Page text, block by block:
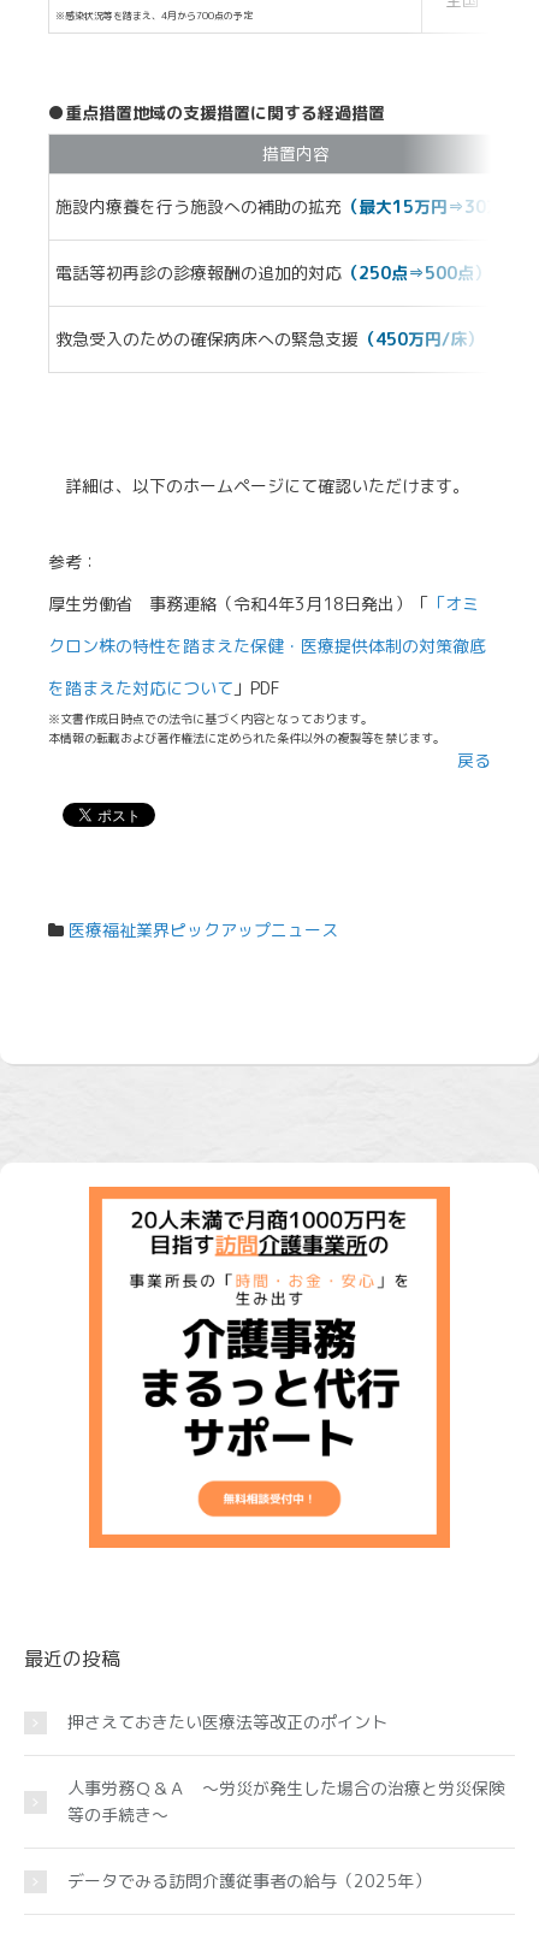
※感染状況等を踏まえ、4月から700点の予定
●重点措置地域の支援措置に関する経過措置
措置内容
施設内療養を行う施設への補助の拡充 （最大15万円⇒30万円）
電話等初再診の診療報酬の追加的対応 （250点⇒500点）
救急受入のための確保病床への緊急支援 （450万円/床）
詳細は、以下のホームページにて確認いただけます。
参考：
厚生労働省 事務連絡（令和4年3月18日発出）「 「オミ
クロン株の特性を踏まえた保健・医療提供体制の対策徹底
を踏まえた対応について 」PDF
※文書作成日時点での法令に基づく内容となっております。
本情報の転載および著作権法に定められた条件以外の複製等を禁じます。
戻る
医療福祉業界ピックアップニュース
最近の投稿
押さえておきたい医療法等改正のポイント
人事労務Ｑ＆Ａ ～労災が発生した場合の治療と労災保険
等の手続き～
データでみる訪問介護従事者の給与（2025年）